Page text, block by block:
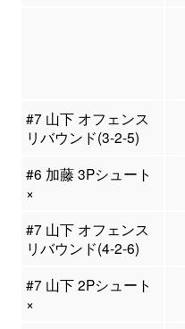
#7 山下 オフェンス
リバウンド(3-2-5)
#6 加藤 3Pシュート
×
#7 山下 オフェンス
リバウンド(4-2-6)
#7 山下 2Pシュート
×